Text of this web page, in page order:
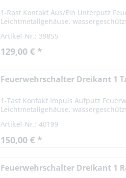
1-Rast Kontakt Aus/Ein Unterputz
Leichtmetallgehäuse,
Artikel-Nr.: 39855
129,00 € *
Feuerwehrschalter Dreikant 1
1-Tast Kontakt Impuls Aufputz
Leichtmetallgehäuse,
Artikel-Nr.: 40199
150,00 € *
Feuerwehrschalter Dreikant 1